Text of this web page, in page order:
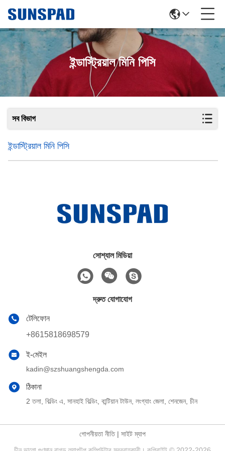
ইন্ডাস্ট্রিয়াল মিনি পিসি
সব বিভাগ
ইন্ডাস্ট্রিয়াল মিনি পিসি
সোশ্যাল মিডিয়া
দ্রুত যোগাযোগ
টেলিফোন
+8615818698579
ই-মেইল
kadin@szshuangshengda.com
ঠিকানা
2 তলা, বিল্ডিং এ, সানহাই বিল্ডিং, বান্টিয়ান টাউন, লংগ্যাং জেলা, শেনজেন, চীন
গোপনীয়তা নীতি| সাইট ম্যাপ